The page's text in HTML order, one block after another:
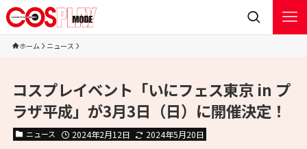
ホーム ニュース
コスプレイベント「いにフェス東京 in プ
ラザ平成」が3月3日（日）に開催決定！
ニュース 2024年2月12日 2024年5月20日